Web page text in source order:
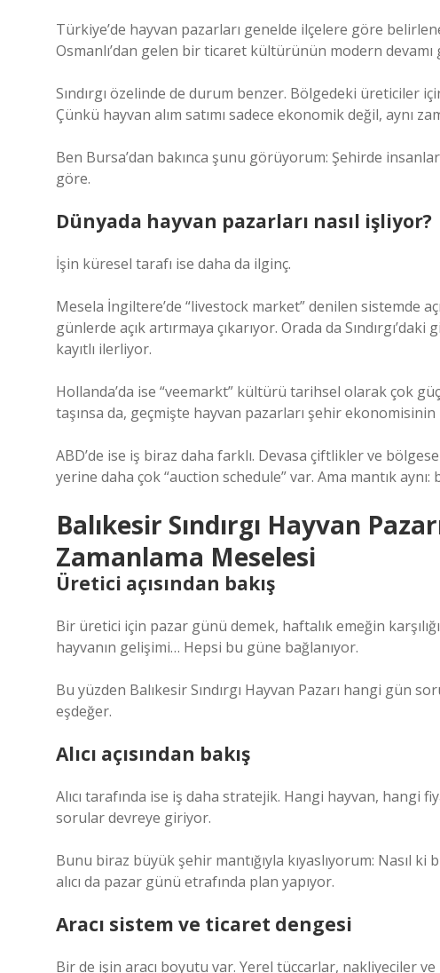
Türkiye’de hayvan pazarları genelde ilçelere göre
Osmanlı’dan gelen bir ticaret kültürünün modern devamı
Sındırgı özelinde de durum benzer. Bölgedeki üreticiler
Çünkü hayvan alım satımı sadece ekonomik değil, aynı
Ben Bursa’dan bakınca şunu görüyorum: Şehirde
göre.
Dünyada hayvan pazarları nasıl işliyor?
İşin küresel tarafı ise daha da ilginç.
Mesela İngiltere’de “livestock market” denilen sistemde
günlerde açık artırmaya çıkarıyor. Orada da
kayıtlı ilerliyor.
Hollanda’da ise “veemarkt” kültürü tarihsel olarak çok
taşınsa da, geçmişte hayvan pazarları şehir
ABD’de ise iş biraz daha farklı. Devasa çiftlikler ve
yerine daha çok “auction schedule” var. Ama mantık
Balıkesir Sındırgı Hayvan
Zamanlama Meselesi
Üretici açısından bakış
Bir üretici için pazar günü demek, haftalık emeğin
hayvanın gelişimi… Hepsi bu güne bağlanıyor.
Bu yüzden Balıkesir Sındırgı Hayvan Pazarı hangi gün
eşdeğer.
Alıcı açısından bakış
Alıcı tarafında ise iş daha stratejik. Hangi hayvan, hangi
sorular devreye giriyor.
Bunu biraz büyük şehir mantığıyla kıyaslıyorum: Nasıl ki
alıcı da pazar günü etrafında plan yapıyor.
Aracı sistem ve ticaret dengesi
Bir de işin aracı boyutu var. Yerel tüccarlar, nakliyeciler